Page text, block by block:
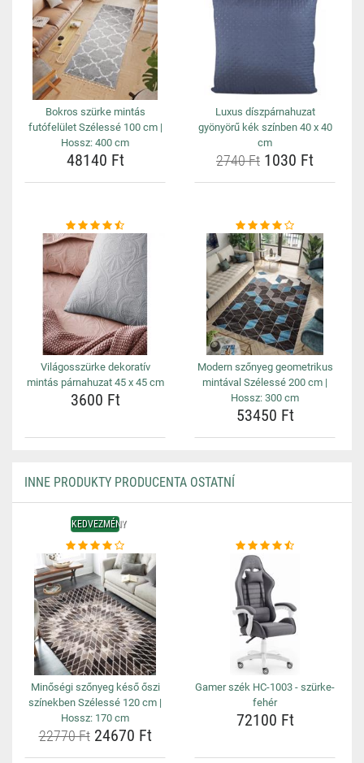
Bokros szürke mintás
futófelület Szélessé 100 cm |
Hossz: 400 cm
48140 Ft
Luxus díszpárnahuzat
gyönyörű kék színben 40 x 40
cm
2740 Ft 1030 Ft
Világosszürke dekoratív
mintás párnahuzat 45 x 45 cm
3600 Ft
Modern szőnyeg geometrikus
mintával Szélessé 200 cm |
Hossz: 300 cm
53450 Ft
INNE PRODUKTY PRODUCENTA OSTATNÍ
KEDVEZMÉNY
Minőségi szőnyeg késő őszi
színekben Szélessé 120 cm |
Hossz: 170 cm
22770 Ft24670 Ft
Gamer szék HC-1003 - szürke-
fehér
72100 Ft